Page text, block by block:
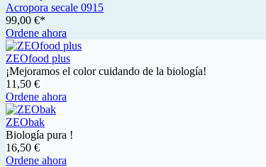
Acropora secale 0915
99,00 €*
Ordene ahora
ZEOfood plus
¡Mejoramos el color cuidando de la biología!
11,50 €
Ordene ahora
ZEObak
Biología pura !
16,50 €
Ordene ahora